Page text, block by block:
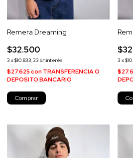
Remera Dreaming
$32.500
3 x$10.833,33 sin interés
$27.625con TRANSFERENCIA O
DEPOSITO BANCARIO
Comprar
3 x